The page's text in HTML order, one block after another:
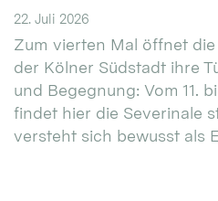
22. Juli 2026
Zum vierten Mal öffnet die
der Kölner Südstadt ihre
und Begegnung: Vom 11.
findet hier die Severinale
versteht sich bewusst als